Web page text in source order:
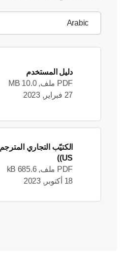
دليل المستخدم
PDF ملف, 10.0 MB
27 فبراير, 2023
الكتيّب التجاري المترجم
(US)
PDF ملف, 685.6 kB
18 أكتوبر, 2023